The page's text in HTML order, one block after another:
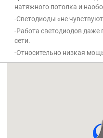
натяжного потолка и
-Светодиоды «не
-Работа светодиодов
сети.
-Относительно низкая